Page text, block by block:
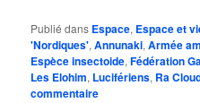
Publié dans Espace, Espace et
'Nordiques',Annunaki,Armée
Espèce insectoide,Fédération
Les Elohim, Lucifériens, Ra
commentaire